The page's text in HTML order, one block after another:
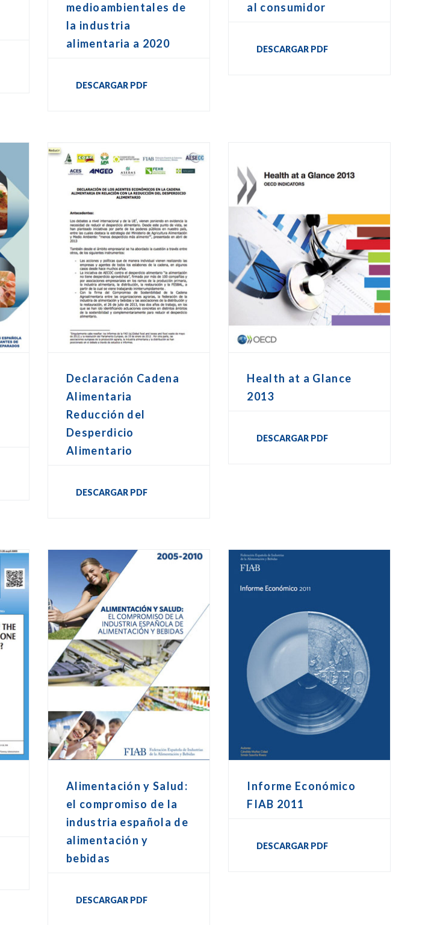
medioambientales de
la industria
alimentaria a 2020
DESCARGAR PDF
al consumidor
DESCARGAR PDF
Declaración Cadena
Alimentaria
Reducción del
Desperdicio
Alimentario
DESCARGAR PDF
Health at a Glance
2013
DESCARGAR PDF
Alimentación y Salud:
el compromiso de la
industria española de
alimentación y
bebidas
DESCARGAR PDF
Informe Económico
FIAB 2011
DESCARGAR PDF